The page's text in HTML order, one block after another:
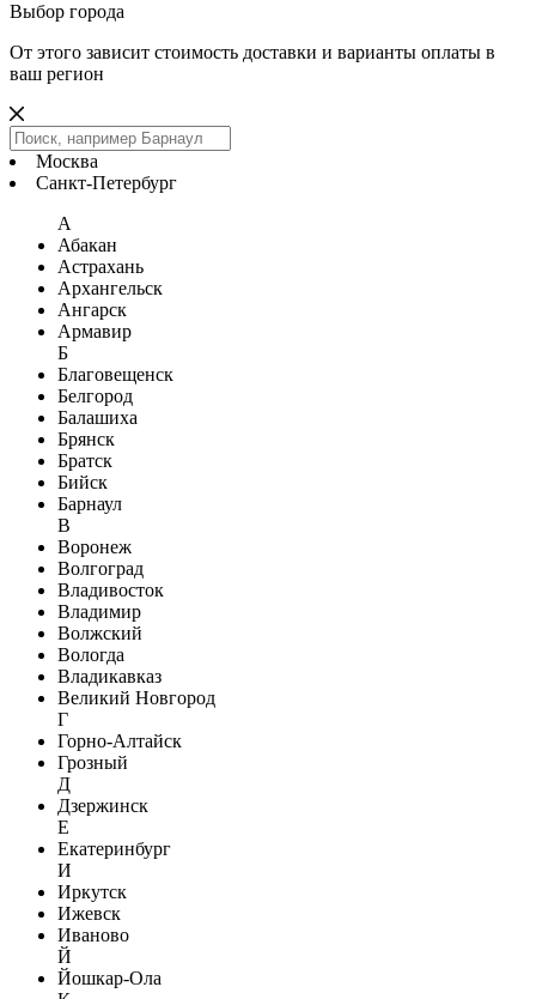
Выбор города
От этого зависит стоимость доставки и варианты оплаты в
ваш регион
Москва
Санкт-Петербург
А
Абакан
Астрахань
Архангельск
Ангарск
Армавир
Б
Благовещенск
Белгород
Балашиха
Брянск
Братск
Бийск
Барнаул
В
Воронеж
Волгоград
Владивосток
Владимир
Волжский
Вологда
Владикавказ
Великий Новгород
Г
Горно-Алтайск
Грозный
Д
Дзержинск
Е
Екатеринбург
И
Иркутск
Ижевск
Иваново
Й
Йошкар-Ола